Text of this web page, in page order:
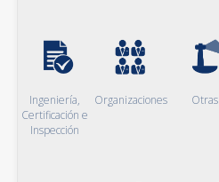
Ingeniería,
Certificación e
Inspección
Organizaciones Otras